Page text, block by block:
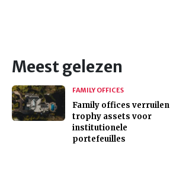
Meest gelezen
FAMILY OFFICES
Family offices verruilen
trophy assets voor
institutionele
portefeuilles